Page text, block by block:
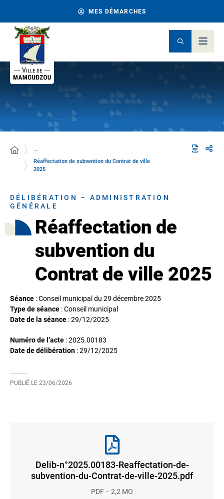
MES DÉMARCHES
…
Réaffectation de subvention du Contrat de ville
2025
DÉLIBÉRATION – ADMINISTRATION
GÉNÉRALE
Réaffectation de
subvention du
Contrat de ville 2025
Séance : Conseil municipal du 29 décembre 2025
Type de séance : Conseil municipal
Date de la séance :29/12/2025
Numéro de l’acte : 2025.00183
Date de délibération :29/12/2025
PUBLIÉ LE 23/06/2026
Delib-n°2025.00183-Reaffectation-de-
subvention-du-Contrat-de-ville-2025.pdf
PDF 2,2 MO